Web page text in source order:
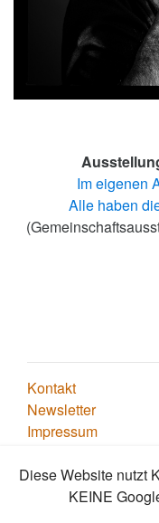
Im eigenen
Alle haben
Kontakt
Newsletter
Impressum
Copyright ©
Tummelplatz Galerie
Diese Website nutzt
KEINE